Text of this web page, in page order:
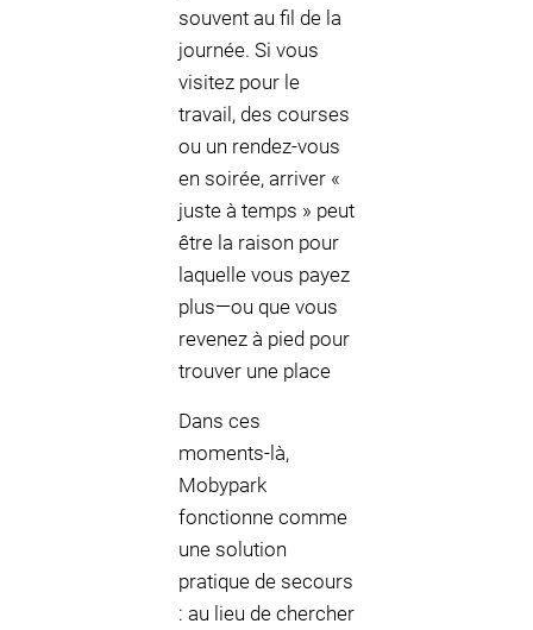
souvent au fil de la
journée. Si vous
visitez pour le
travail, des courses
ou un rendez-vous
en soirée, arriver «
juste à temps » peut
être la raison pour
laquelle vous payez
plus—ou que vous
revenez à pied pour
trouver une place
Dans ces
moments-là,
Mobypark
fonctionne comme
une solution
pratique de secours
: au lieu de chercher